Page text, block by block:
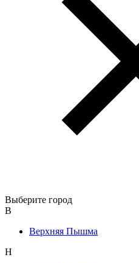
Выберите город
В
Верхняя Пышма
Н